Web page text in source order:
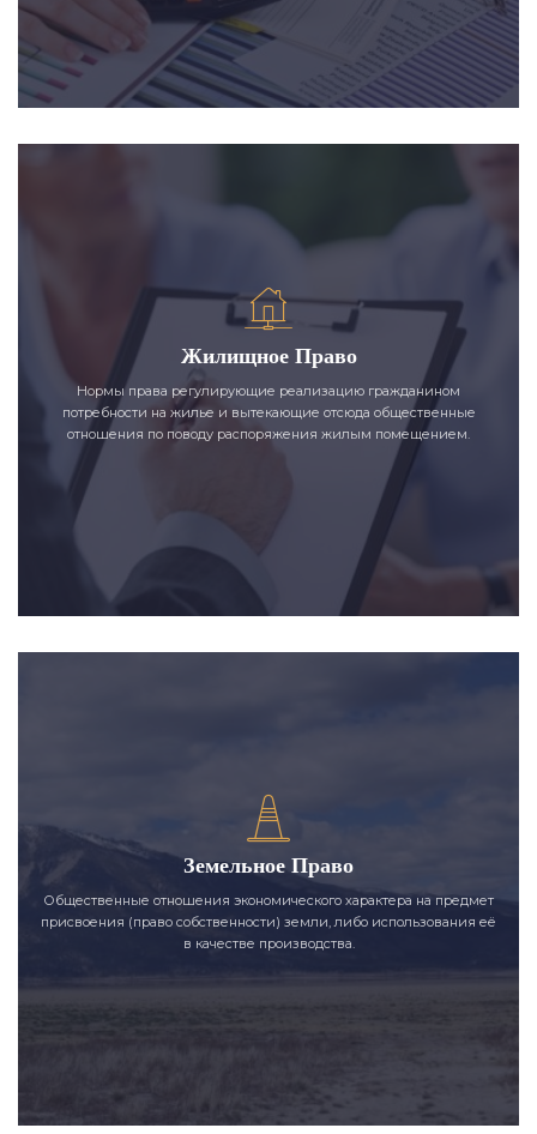
Жилищное Право
Нормы права регулирующие реализацию гражданином
потребности на жилье и вытекающие отсюда общественные
отношения по поводу распоряжения жилым помещением.
Земельное Право
Общественные отношения экономического характера на предмет
присвоения (право собственности) земли, либо использования её
в качестве производства.